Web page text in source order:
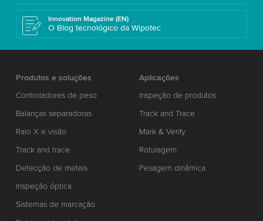
Innovation Magazine (EN)
O Blog tecnológico da Wipotec
Produtos e soluções
Controladores de peso
Balanças separadoras
Raio X e visão
Track and trace
Detecção de metais
Inspeção óptica
Sistemas de marcação
Aplicações
Inspeção de produtos
Track and Trace
Mark & Verify
Rotulagem
Pesagem dinâmica